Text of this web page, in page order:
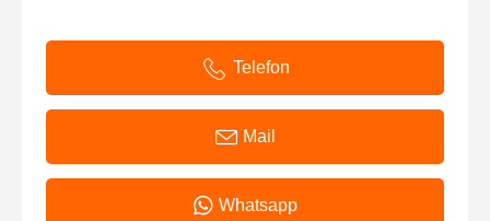
Telefon
Mail
Whatsapp